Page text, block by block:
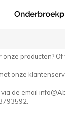
producten? Of
onze
de email